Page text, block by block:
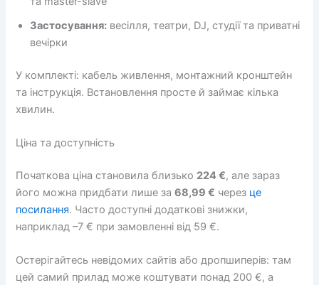
Застосування: весілля, театри, DJ, студії та приватні
вечірки
У комплекті: кабель живлення, монтажний кронштейн
та інструкція. Встановлення просте й займає кілька
хвилин.
Ціна та доступність
Початкова ціна становила близько 224 €, але зараз
його можна придбати лише за68,99 € через це
посилання. Часто доступні додаткові знижки,
наприклад –7 € при замовленні від 59 €.
Остерігайтесь невідомих сайтів або дропшиперів: там
цей самий прилад може коштувати понад 200 €, а